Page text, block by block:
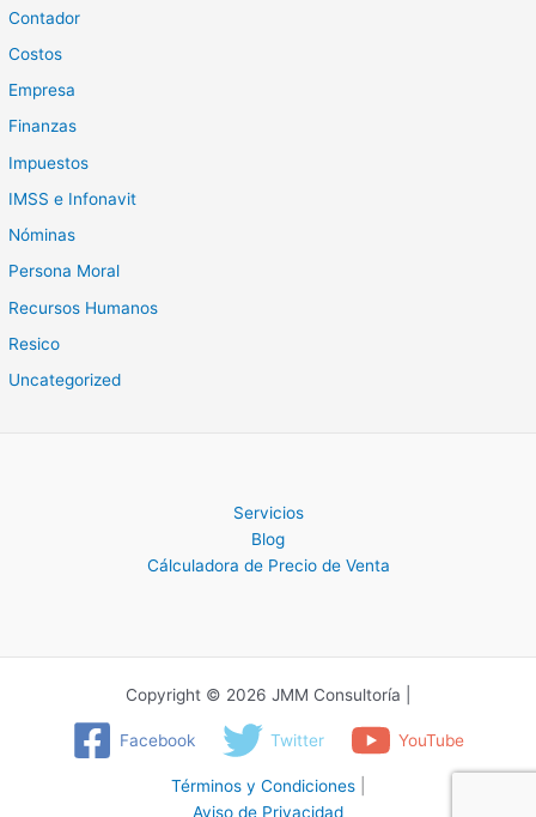
Contador
Costos
Empresa
Finanzas
Impuestos
IMSS e Infonavit
Nóminas
Persona Moral
Recursos Humanos
Resico
Uncategorized
Servicios
Blog
Cálculadora de Precio de Venta
Copyright © 2026 JMM Consultoría |
Facebook Twitter YouTube
Términos y Condiciones
Aviso de Privacidad